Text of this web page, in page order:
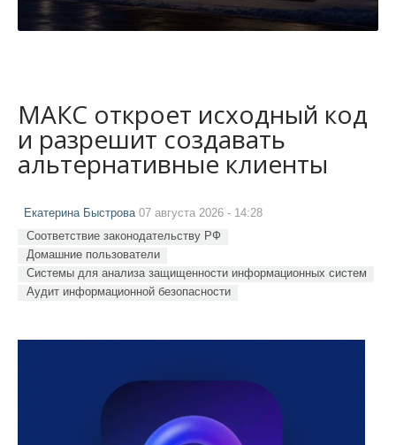
МАКС откроет исходный код
и разрешит создавать
альтернативные клиенты
Екатерина Быстрова 07 августа 2026 - 14:28
Соответствие законодательству РФ
Домашние пользователи
Системы для анализа защищенности информационных систем
Аудит информационной безопасности